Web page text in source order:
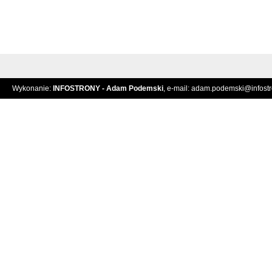
Wykonanie: INFOSTRONY - Adam Podemski, e-mail: